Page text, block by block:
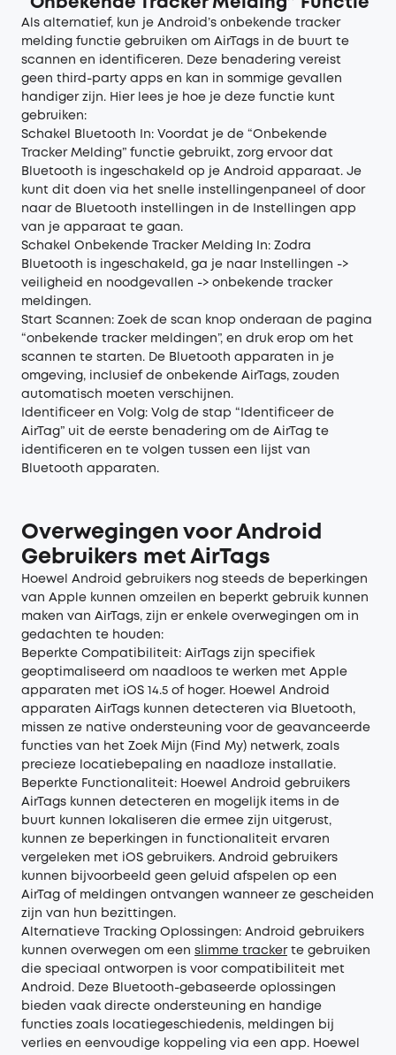
Als alternatief, kun je Android’s onbekende tracker
melding functie gebruiken om AirTags in de buurt te
scannen en identificeren. Deze benadering vereist
geen third-party apps en kan in sommige gevallen
handiger zijn. Hier lees je hoe je deze functie kunt
gebruiken:
Schakel Bluetooth In: Voordat je de “Onbekende
Tracker Melding” functie gebruikt, zorg ervoor dat
Bluetooth is ingeschakeld op je Android apparaat. Je
kunt dit doen via het snelle instellingenpaneel of door
naar de Bluetooth instellingen in de Instellingen app
van je apparaat te gaan.
Schakel Onbekende Tracker Melding In: Zodra
Bluetooth is ingeschakeld, ga je naar Instellingen ->
veiligheid en noodgevallen -> onbekende tracker
meldingen.
Start Scannen: Zoek de scan knop onderaan de pagina
“onbekende tracker meldingen”, en druk erop om het
scannen te starten. De Bluetooth apparaten in je
omgeving, inclusief de onbekende AirTags, zouden
automatisch moeten verschijnen.
Identificeer en Volg: Volg de stap “Identificeer de
AirTag” uit de eerste benadering om de AirTag te
identificeren en te volgen tussen een lijst van
Bluetooth apparaten.
Overwegingen voor Android
Gebruikers met AirTags
Hoewel Android gebruikers nog steeds de beperkingen
van Apple kunnen omzeilen en beperkt gebruik kunnen
maken van AirTags, zijn er enkele overwegingen om in
gedachten te houden:
Beperkte Compatibiliteit: AirTags zijn specifiek
geoptimaliseerd om naadloos te werken met Apple
apparaten met iOS 14.5 of hoger. Hoewel Android
apparaten AirTags kunnen detecteren via Bluetooth,
missen ze native ondersteuning voor de geavanceerde
functies van het Zoek Mijn (Find My) netwerk, zoals
precieze locatiebepaling en naadloze installatie.
Beperkte Functionaliteit: Hoewel Android gebruikers
AirTags kunnen detecteren en mogelijk items in de
buurt kunnen lokaliseren die ermee zijn uitgerust,
kunnen ze beperkingen in functionaliteit ervaren
vergeleken met iOS gebruikers. Android gebruikers
kunnen bijvoorbeeld geen geluid afspelen op een
AirTag of meldingen ontvangen wanneer ze gescheiden
zijn van hun bezittingen.
Alternatieve Tracking Oplossingen: Android gebruikers
kunnen overwegen om een slimme trackerte gebruiken
die speciaal ontworpen is voor compatibiliteit met
Android. Deze Bluetooth-gebaseerde oplossingen
bieden vaak directe ondersteuning en handige
functies zoals locatiegeschiedenis, meldingen bij
verlies en eenvoudige koppeling via een app. Hoewel